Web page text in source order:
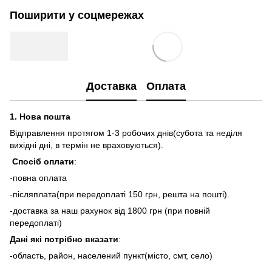
Поширити у соцмережах
Доставка Оплата
1. Нова пошта
Відправлення протягом 1-3 робочих днів(субота та неділя
вихідні дні, в термін не враховуються).
Спосіб оплати:
-повна оплата
-післяплата(при передоплаті 150 грн, решта на пошті).
-доставка за наш рахунок від 1800 грн (при повній
передоплаті)
Дані які потрібно вказати:
-область, район, населений пункт(місто, смт, село)